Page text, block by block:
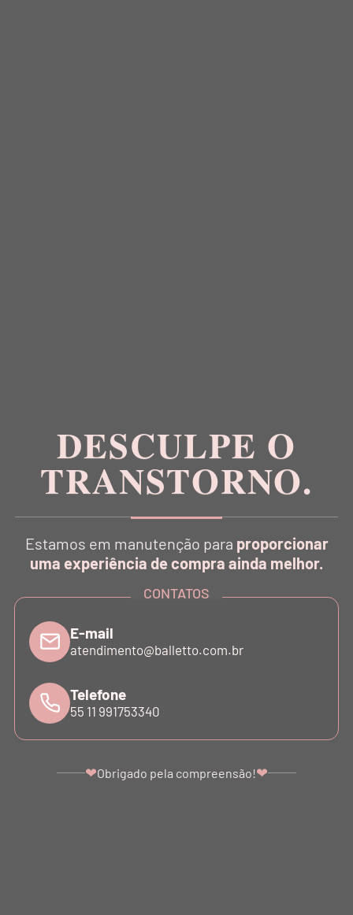
DESCULPE O
TRANSTORNO.
Estamos em manutenção para proporcionar
uma experiência de compra ainda melhor.
CONTATOS
E-mail
atendimento@balletto.com.br
Telefone
55 11 991753340
❤Obrigado pela compreensão!❤
no conceito Athleisure Couture no Brasil.
INSTITUCIONAL
SUPORTE
ATENDIMENTO